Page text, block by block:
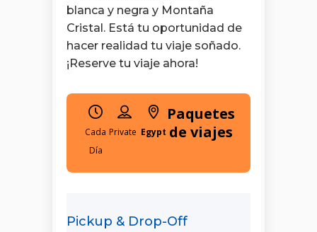
blanca y negra y Montaña
Cristal. Está tu oportunidad de
hacer realidad tu viaje soñado.
¡Reserve tu viaje ahora!
Cada
Día
Egypt
Paquetes
de viajes